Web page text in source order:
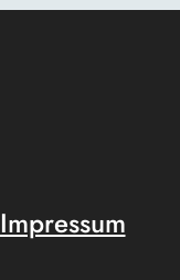
Impressum